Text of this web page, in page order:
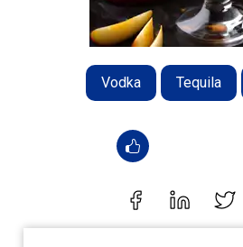
Vodka Tequila